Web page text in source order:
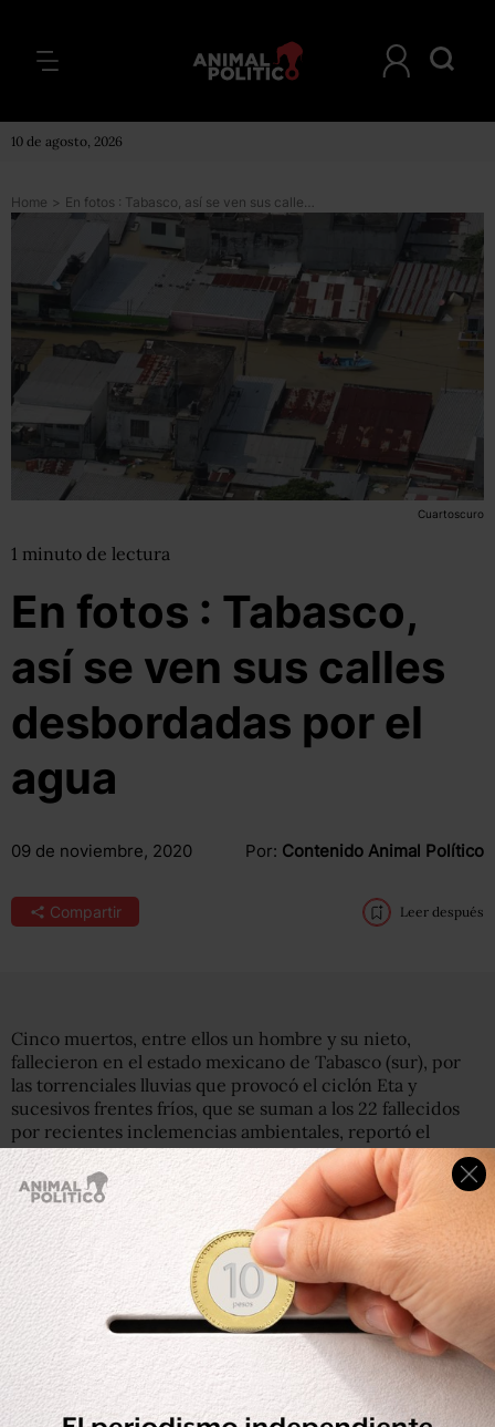
10 de agosto, 2026
Home > En fotos : Tabasco, así se ven sus calles desbordadas por el agua
Cuartoscuro
1 minuto de lectura
En fotos : Tabasco,
así se ven sus calles
desbordadas por el
agua
09 de noviembre, 2020 Por: Contenido Animal Político
Compartir Leer después
Cinco muertos, entre ellos un hombre y su nieto,
fallecieron en el estado mexicano de Tabasco (sur), por
las torrenciales lluvias que provocó el ciclón Eta y
sucesivos frentes fríos, que se suman a los 22 fallecidos
por recientes inclemencias ambientales, reportó el
gobierno.
Lee: 27 muertos y 177 mil damnificados por lluvias en el
sureste, reporta gobierno
Dos personas más murieron en el municipio de
Macuspana y otro más en el de Tenosique. Al menos
25,000 familias fueron contabilizadas por las autoridades
locales como damnificados en
Tabasco.